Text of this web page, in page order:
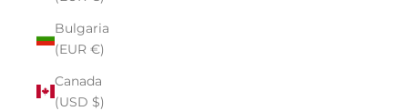
Bulgaria
(EUR €)
Canada
(USD $)